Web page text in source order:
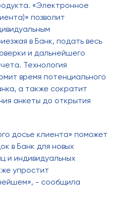
«Электронное
позволит
в Банк, подать весь
и дальнейшего
Технология
время потенциального
а также сократит
анкеты до открытия
досье клиента» поможет
в Банк для новых
и индивидуальных
упростит
- сообщила